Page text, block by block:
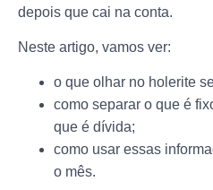
depois que cai na conta.
Neste artigo, vamos ver:
o que olhar no holerite
como separar o que é
que é dívida;
como usar essas
o mês.